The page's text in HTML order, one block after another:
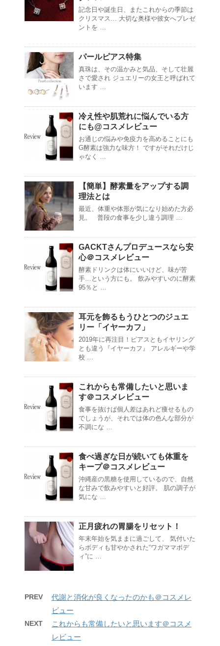
記念日や誕生日、またこれからの季節は
クリスマス… 大切な奥様や彼女へプレゼ
ントを …
パールピアス特集
真珠は、その温かみと気品、そして壮麗
さで愛され ジュエリーの女王と呼ばれて
います …
冷え性や肌荒れに悩んでいる方
にも@コスメレビュー
お通じの悩みや免疫力を高めることにも
G酵素は強力な味方！ ですがそれだけじ
ゃなく …
【簡単】酵素量をアップする調
理法とは
最近、体重や体形が気になり始めた方必
見。 普段の食事を少し違う調理 …
GACKTさんプロデュースなら安
心＠コスメレビュー
酵素ドリンクは体にいいけど、味が苦
手…という方にも。 飲みやすいのに酵素
95％と …
耳元を飾るもうひとつのジュエ
リー「イヤーカフ」
2019年に再注目！ピアスともイヤリング
とも違う『イヤーカフ』 アレルギーや学
校 …
これからも常備したいと思いま
す＠コスメレビュー
食事を抜けば個人差はあれど痩せるもの
でしょうが、それでは体の色んな部分が
不調にな …
食べ過ぎな日が続いても体重を
キープ＠コスメレビュー
沖縄産の黒糖を使用しているので、自然
な甘みで飲みやすいと好評。 肌の調子が
気にな …
正月疲れの胃腸をリセット！
年末年始を気ままに過ごして、 気付いた
らボディも甘やかされた“ワガママボデ
ィ”に …
PREV
代謝と消化が良くなったのかも＠コスメレ
ビュー
NEXT
これからも常備したいと思います＠コスメ
レビュー